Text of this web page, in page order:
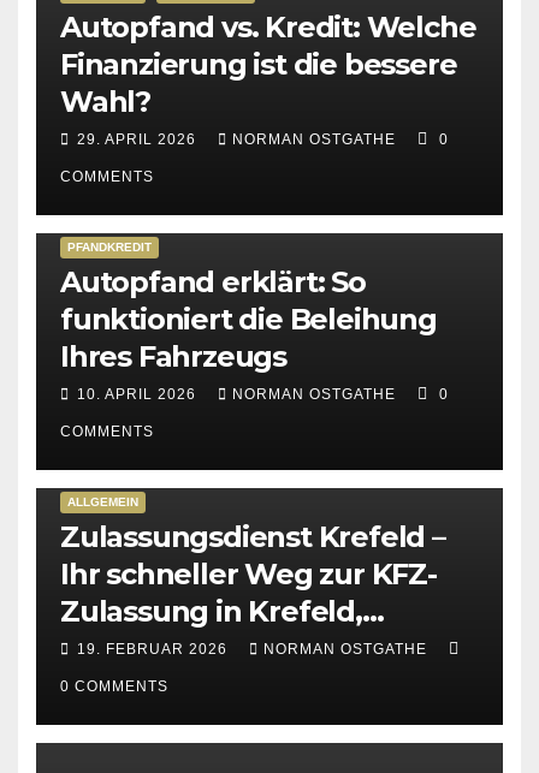
Autopfand vs. Kredit: Welche
Finanzierung ist die bessere
Wahl?
29. APRIL 2026 NORMAN OSTGATHE 0
COMMENTS
PFANDKREDIT
Autopfand erklärt: So
funktioniert die Beleihung
Ihres Fahrzeugs
10. APRIL 2026 NORMAN OSTGATHE 0
COMMENTS
ALLGEMEIN
Zulassungsdienst Krefeld –
Ihr schneller Weg zur KFZ-
Zulassung in Krefeld,
Kempen & Viersen
19. FEBRUAR 2026 NORMAN OSTGATHE
0 COMMENTS